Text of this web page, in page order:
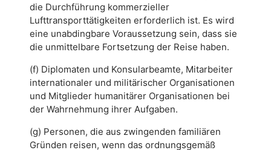
die Durchführung kommerzieller
Lufttransporttätigkeiten erforderlich ist. Es wird
eine unabdingbare Voraussetzung sein, dass sie
die unmittelbare Fortsetzung der Reise haben.
(f) Diplomaten und Konsularbeamte, Mitarbeiter
internationaler und militärischer Organisationen
und Mitglieder humanitärer Organisationen bei
der Wahrnehmung ihrer Aufgaben.
(g) Personen, die aus zwingenden familiären
Gründen reisen, wenn das ordnungsgemäß